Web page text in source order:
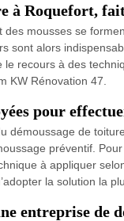
à Roquefort,
mousses se
sont alors
le recours à des
KW Rénovation 47.
pour
démoussage de
préventif.
à appliquer
la solution la
entreprise de